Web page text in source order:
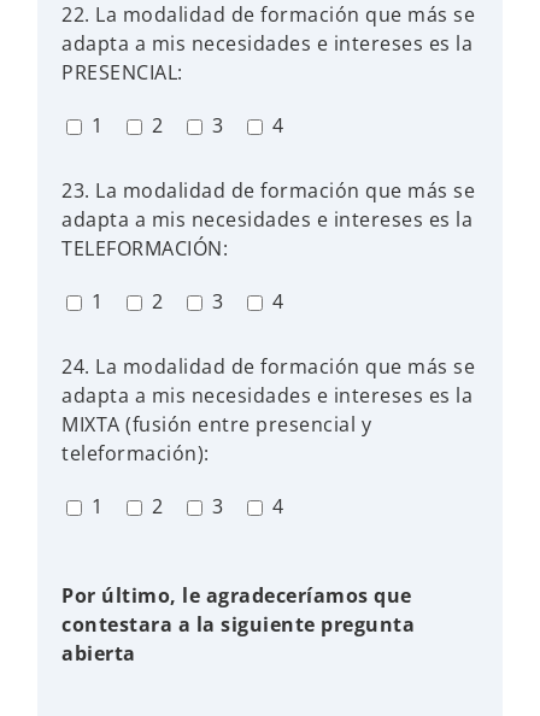
22. La modalidad de formación que más se
adapta a mis necesidades e intereses es la
PRESENCIAL:
1
2 3 4
23. La modalidad de formación que más se
adapta a mis necesidades e intereses es la
TELEFORMACIÓN:
1
2 3 4
24. La modalidad de formación que más se
adapta a mis necesidades e intereses es la
MIXTA (fusión entre presencial y
teleformación):
1
2 3 4
Por último, le agradeceríamos que
contestara a la siguiente pregunta
abierta